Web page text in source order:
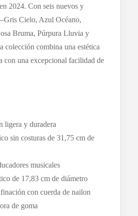
2024. Con seis nuevos y
Cielo, Azul Océano,
Bruma, Púrpura Lluvia y
colección combina una estética
con una excepcional facilidad de
ligera y duradera
sin costuras de 31,75 cm de
musicales
de 17,83 cm de diámetro
con cuerda de nailon
de goma